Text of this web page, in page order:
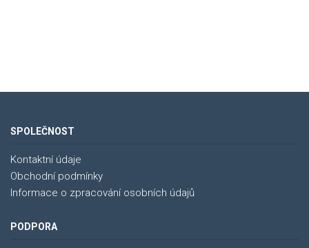
SPOLEČNOST
Kontaktní údaje
Obchodní podmínky
Informace o zpracování osobních údajů
PODPORA